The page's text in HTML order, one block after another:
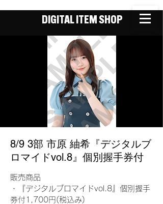
DIGITAL ITEM SHOP
8/9 3部 市原 紬希『デジタルブ
ロマイドvol.8』個別握手券付
販売商品
・『デジタルブロマイドvol.8』個別握手
券付1,700円(税込み)